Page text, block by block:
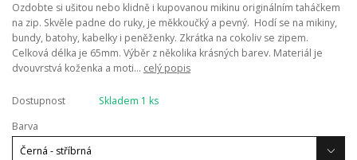
Ozdobte si ušitou nebo klidně i kupovanou mikinu originálním taháčkem
na zip. Skvěle padne do ruky, je měkkoučký a pevný. Hodí se na mikiny,
bundy, batohy, kabelky i peněženky. Zkrátka na cokoliv se zipem.
Celková délka je 65mm. Výběr z několika krásných barev. Materiál je
dvouvrstvá koženka a moti... celý popis
Dostupnost
Skladem 1 ks
Barva